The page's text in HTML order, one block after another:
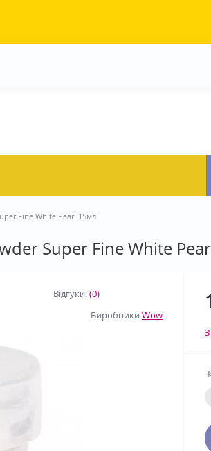
Fine White Pearl 15мл
Super Fine White
Відгуки:(0)
Виробники Wow